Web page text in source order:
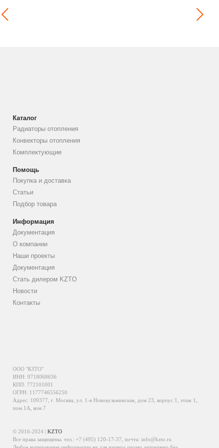
Каталог
Радиаторы отопления
Конвекторы отопления
Комплектующие
Помощь
Покупка и доставка
Статьи
Подбор товара
Информация
Документация
О компании
Наши проекты
Документация
Стать дилером KZTO
Новости
Контакты
ООО "КЗТО"
ИНН: 9718068636
КПП: 772101001
ОГРН: 1177746556250
Адрес: 109377, г. Москва, ул. 1-я Новокузьминская, дом 23, корпус 1, этаж 1,
пом.1А, ком.7
© 2010-2024 |KZTO
Все права защищены. тел.: +7 (495) 120-17-37 , почта: info@kzto.ru
Любое копирование информации не для нашего промо запрещено без